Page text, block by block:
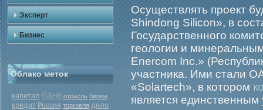
Эксперт
Бизнес
Облако меток
капитал банк отрасль биржа
кредит Россия торговля дело
Осуществлять проект
Shindong Silicon», в
Государственного
геологии и
Enercom Inc.»
участника. Ими стали
«Solartech», в котором
является единственным